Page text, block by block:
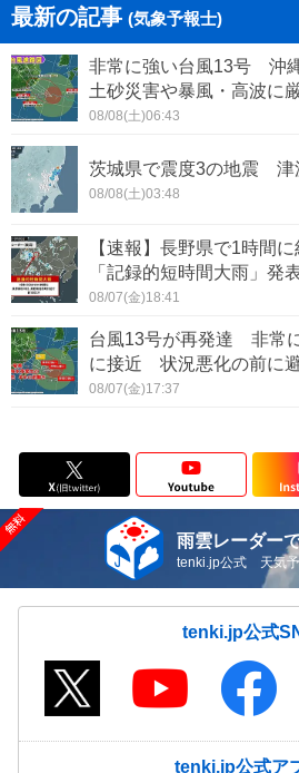
最新の記事 (気象予報士)
非常に強い台風13号 沖
土砂災害や暴風・高波に
08/08(土)06:43
茨城県で震度3の地震 津
08/08(土)03:48
【速報】長野県で1時間
「記録的短時間大雨」発
08/07(金)18:41
台風13号が再発達 非常
に接近 状況悪化の前に
08/07(金)17:37
雨雲レーダー
tenki.jp公式 天気予
tenki.jp公式
tenki.jp公式ア